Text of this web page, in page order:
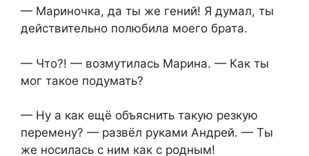
— Мариночка, да ты же гений! Я думал, ты
действительно полюбила моего брата.
— Что?! — возмутилась Марина. — Как ты
мог такое подумать?
— Ну а как ещё объяснить такую резкую
перемену? — развёл руками Андрей. — Ты
же носилась с ним как с родным!